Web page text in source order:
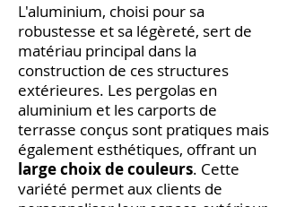
L'aluminium, choisi pour sa
robustesse et sa légèreté, sert de
matériau principal dans la
construction de ces structures
extérieures. Les pergolas en
aluminium et les carports de
terrasse conçus sont pratiques mais
également esthétiques, offrant un
large choix de couleurs. Cette
variété permet aux clients de